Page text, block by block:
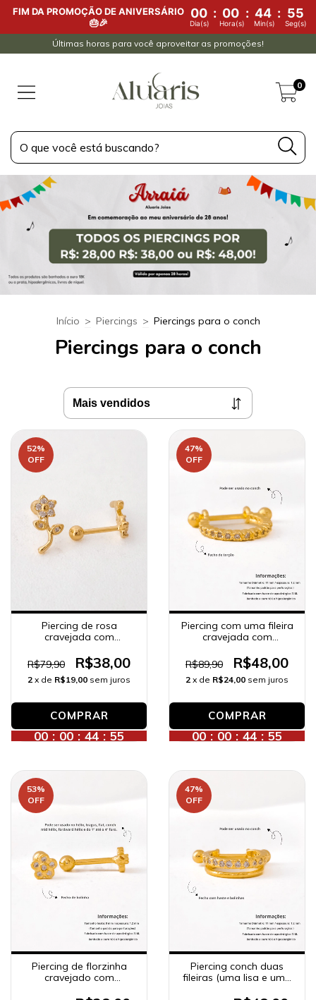
FIM DA PROMOÇÃO DE ANIVERSÁRIO
🎂🎉
00 : 00 : 44 : 53
Dia(s) Hora(s) Min(s) Seg(s)
Últimas horas para você aproveitar as promoções!
0
Início > Piercings > Piercings para o conch
Piercings para o conch
52%
OFF
Piercing de rosa
cravejada com
ouro 18K.
R$79,90 R$38,00
2 x de R$19,00 sem juros
00 : 00 : 44 : 53
47%
OFF
Piercing com uma fileira
cravejada com
banhado a ouro 18K.
R$89,90 R$48,00
2 x de R$24,00 sem juros
COMPRAR
00 : 00 : 44 : 53
53%
OFF
Piercing de florzinha
cravejado com
47%
OFF
Piercing conch duas
fileiras (uma lisa e uma